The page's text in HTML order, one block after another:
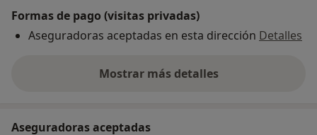
Formas de pago (visitas privadas)
Aseguradoras aceptadas en esta dirección Detalles
Mostrar más detalles
sobre la dirección
Aseguradoras aceptadas